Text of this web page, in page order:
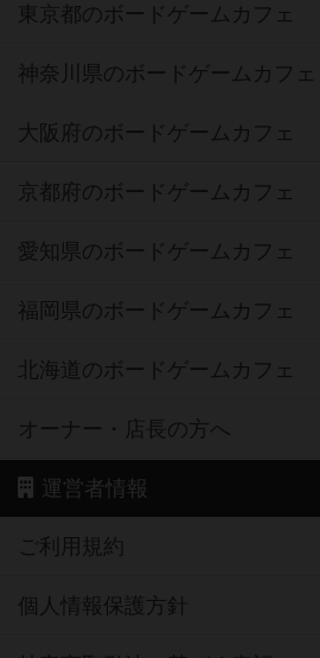
東京都のボードゲームカフェ
神奈川県のボードゲームカフェ
大阪府のボードゲームカフェ
京都府のボードゲームカフェ
愛知県のボードゲームカフェ
福岡県のボードゲームカフェ
北海道のボードゲームカフェ
オーナー・店長の方へ
運営者情報
ご利用規約
個人情報保護方針